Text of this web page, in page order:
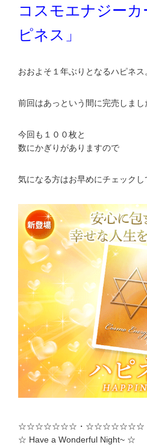
コスモエナジー
ピネス」
おおよそ１年ぶりとなるハピネス
前回はあっという間に完売しまし
今回も１００枚と
数にかぎりがありますので
気になる方はお早めにチェックし
☆☆☆☆☆☆☆・☆☆☆☆☆☆☆
☆ Have a Wonderful Night~ ☆